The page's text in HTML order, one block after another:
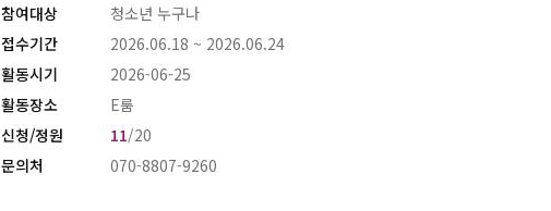
참여대상
청소년 누구나
접수기간
2026.06.18 ~ 2026.06.24
활동시기
2026-06-25
활동장소
E룸
신청/정원
11/20
문의처
070-8807-9260